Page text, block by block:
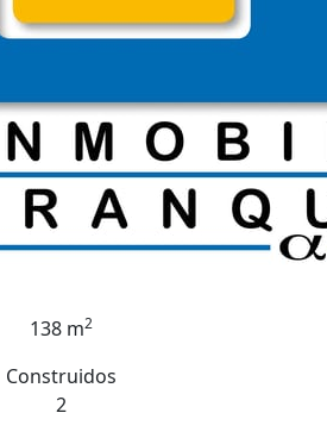
138 m2
Construidos
2